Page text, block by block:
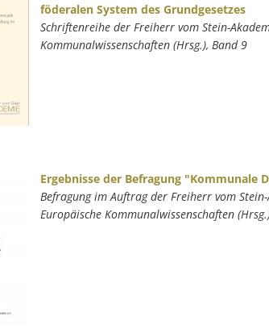
föderalen System des Grundgesetzes
Schriftenreihe der Freiherr vom Stein-
Kommunalwissenschaften (Hrsg.), Band 9
Ergebnisse der Befragung "Kommunale
Befragung im Auftrag der Freiherr vom
Europäische Kommunalwissenschaften